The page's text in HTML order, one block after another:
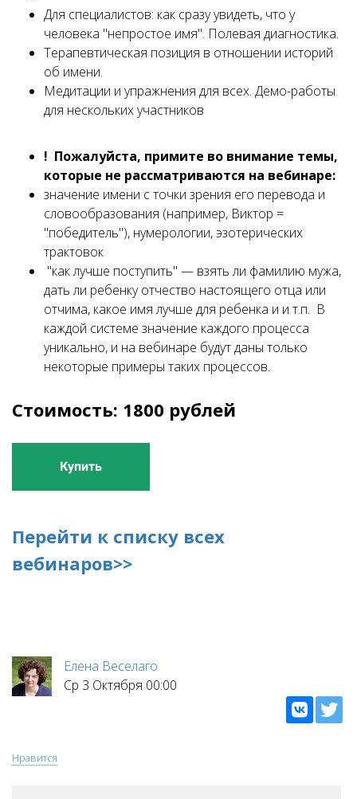
Для специалистов: как сразу увидеть, что у
человека "непростое имя". Полевая диагностика.
Терапевтическая позиция в отношении историй
об имени.
Медитации и упражнения для всех. Демо-работы
для нескольких участников
! Пожалуйста, примите во внимание темы,
которые не рассматриваются на вебинаре:
значение имени с точки зрения его перевода и
словообразования (например, Виктор =
"победитель"), нумерологии, эзотерических
трактовок
"как лучше поступить" — взять ли фамилию мужа,
дать ли ребенку отчество настоящего отца или
отчима, какое имя лучше для ребенка и и т.п. В
каждой системе значение каждого процесса
уникально, и на вебинаре будут даны только
некоторые примеры таких процессов.
Стоимость: 1800 рублей
Купить
Перейти к списку всех
вебинаров>>
Елена Веселаго
Ср 3 Октября 00:00
Нравится